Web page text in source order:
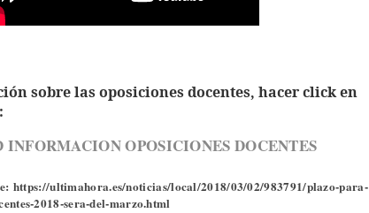
sobre las oposiciones docentes, hacer click en
OPOSICIONES DOCENTES
https://ultimahora.es/noticias/local/2018/03/02/983791/plazo-para-
2018-sera-del-marzo.html